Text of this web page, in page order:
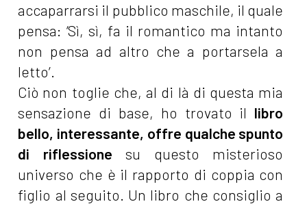
accaparrarsi il pubblico maschile, il quale
pensa: ‘Sì, sì, fa il romantico ma intanto
non pensa ad altro che a portarsela a
letto’.
Ciò non toglie che, al di là di questa mia
sensazione di base, ho trovato il libro
bello, interessante, offre qualche spunto
di riflessione su questo misterioso
universo che è il rapporto di coppia con
figlio al seguito. Un libro che consiglio a